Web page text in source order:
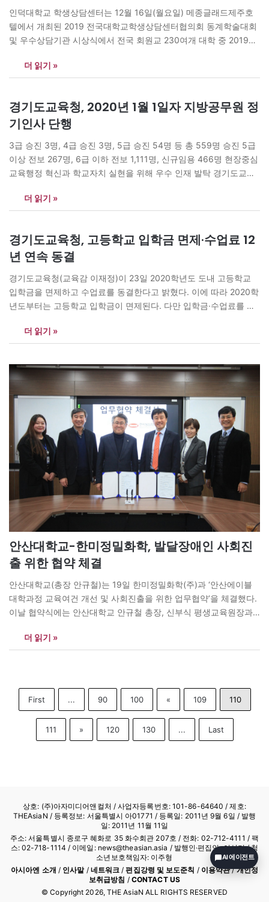
인덕대학교 학생상담센터는 12월 16일(월요일) 메종글래드제주호
텔에서 개최된 2019 전국대학교학생상담센터협의회 동계학술대회
및 우수상담기관 시상식에서 전국 회원교 230여개 대학 중 2019년
지원 수상) 2개 부문에 선정되었다. 학생상담 우수 기관상을 수상하
기까지 인덕대학교 학생상담센터의 유근선 센터장을 비롯한 모든
학생들을 향한 깊은 애정과 관심으로 각고의 노력을…
더 읽기 »
경기도교육청, 2020년 1월 1일자 지방공무원 정
기인사 단행
3급 승진 3명, 4급 승진 3명, 5급 승진 54명 등 총 559명 승진 5급
이상 전보 267명, 6급 이하 전보 1,111명, 신규임용 466명 현장중심
교육행정 혁신과 학교자치 실현을 위해 우수 인재 발탁 경기도교육
를 단행했다. 이번 인사 대상자는 2,403명으로 승진 559명(3급 3
명, 4급 3명,…
더 읽기 »
경기도교육청, 고등학교 입학금 면제·수업료 12
년 연속 동결
경기도교육청(교육감 이재정)이 23일 2020학년도 도내 고등학교
입학금을 면제하고 수업료를 동결한다고 밝혔다. 이에 따라 2020학
년도부터는 고등학교 입학금이 면제된다. 다만 입학금·수업료를 학
급지 연액 기준으로 고등학교 1,371,600원, 방송통신고등학교
80,400원으로 2009년 이후 12년 연속 동결이다. 경기도교육청 윤
재정 수요가 증가하고…
더 읽기 »
안산대학교-한미정밀화학, 발달장애인 사회진
출 위한 협약 체결
안산대학교(총장 안규철)는 19일 한미정밀화학(주)과 ‘안산에이블
대학과정 교육여건 개선 및 사회진출을 위한 업무협약’을 체결했다.
이날 협약식에는 안산대학교 안규철 총장, 신부식 평생교육원장과
에는 안산대학교에서 운영하는 발달장애인 교육과정인 안산에이블
대학과정 학생들에게 교육편의, 직업교육, 현장실습의 제공과 취업
더 읽기 »
First ... 90 100 « 109 110
111 » 120 130 ... Last
상호: (주)아자미디어앤컬처 /사업자등록번호: 101-86-64640 / 제호:
THEAsiaN / 등록정보: 서울특별시 아01771 / 등록일: 2011년 9월 6일 / 발행
일: 2011년 11월 11일
주소: 서울특별시 종로구 혜화로 35 화수회관 207호 / 전화: 02-712-4111 / 팩
스: 02-718-1114 / 이메일: news@theasian.asia / 발행인·편집인: 이상기 / 청
소년보호책임자: 이주형
아시아엔 소개 / 인사말/ 네트워크 /편집강령 및 보도준칙 / 이용약관/개인정
보취급방침 / CONTACT US
© Copyright 2026, THE AsiaN ALL RIGHTS RESERVED
AI 에이전트